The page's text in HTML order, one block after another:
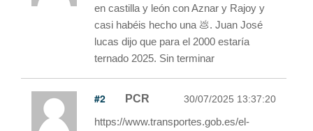
en castilla y león con Aznar y Rajoy y
casi habéis hecho una 💩. Juan José
lucas dijo que para el 2000 estaría
ternado 2025. Sin terminar
#2 PCR 30/07/2025 13:37:20
https://www.transportes.gob.es/el-